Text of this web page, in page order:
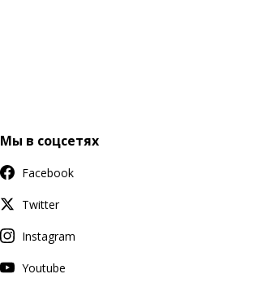
Мы в соцсетях
Facebook
Twitter
Instagram
Youtube